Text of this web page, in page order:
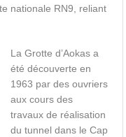
nationale RN9, reliant
La Grotte d’Aokas a
été découverte en
1963 par des ouvriers
aux cours des
travaux de réalisation
du tunnel dans le Cap